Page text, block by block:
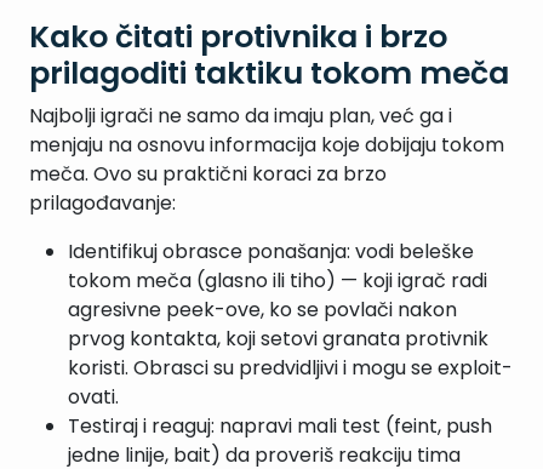
Kako čitati protivnika i brzo
prilagoditi taktiku tokom meča
Najbolji igrači ne samo da imaju plan, već ga i
menjaju na osnovu informacija koje dobijaju tokom
meča. Ovo su praktični koraci za brzo
prilagođavanje:
Identifikuj obrasce ponašanja: vodi beleške
tokom meča (glasno ili tiho) — koji igrač radi
agresivne peek-ove, ko se povlači nakon
prvog kontakta, koji setovi granata protivnik
koristi. Obrasci su predvidljivi i mogu se exploit-
ovati.
Testiraj i reaguj: napravi mali test (feint, push
jedne linije, bait) da proveriš reakciju tima